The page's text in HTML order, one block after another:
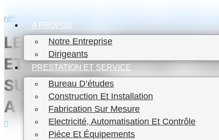
to
content
réfrigération industrielle | conception et la construction, la
A PROPOS
Notre Entreprise
Dirigeants
PRESTATION ET SERVICE
Bureau D’études
Construction Et Installation
Fabrication Sur Mesure
Electricité, Automatisation Et Contrôle
Piéce Et Équipements
LEADER DE LA
ETUDE / CONCEPTION /
SUR MESURE
A PROPOS DE NOUS